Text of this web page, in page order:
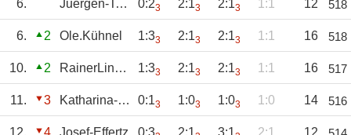
6. Juergen-Tondorf 0:23 2:13 2:13 1:1 12 518
6. 2 Ole.Kühnel 1:33 2:13 2:13 1:1 16 518
10. 2 RainerLinden 1:33 2:13 2:13 1:1 16 517
11. 3 Katharina-Andre 0:13 1:03 1:03 1:0 14 516